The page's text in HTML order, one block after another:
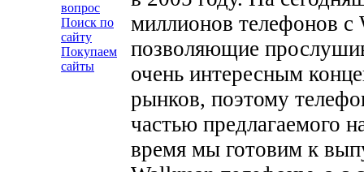
вопрос
Поиск по
сайту
Покупаем
сайты
миллионов телефонов
позволяющие
очень интересным
рынков, поэтому
частью предлагаемого
время мы готовим к